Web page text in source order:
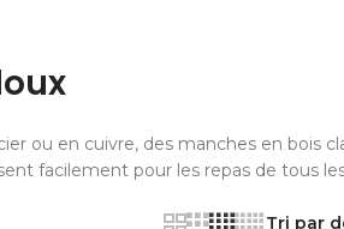
ou en cuivre, des manches en bois
facilement pour les repas de tous